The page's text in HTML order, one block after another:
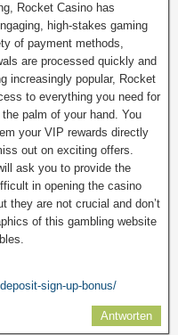
Rocket Casino has
high-stakes gaming
of payment methods,
are processed quickly and
increasingly popular, Rocket
to everything you need for
palm of your hand. You
your VIP rewards directly
out on exciting offers.
ask you to provide the
in opening the casino
they are not crucial and don’t
of this gambling website
sign-up-bonus/
Antworten